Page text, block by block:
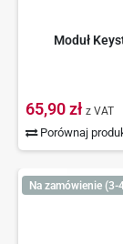
Moduł
65,90 zł z VAT
Porównaj
Na zamówienie